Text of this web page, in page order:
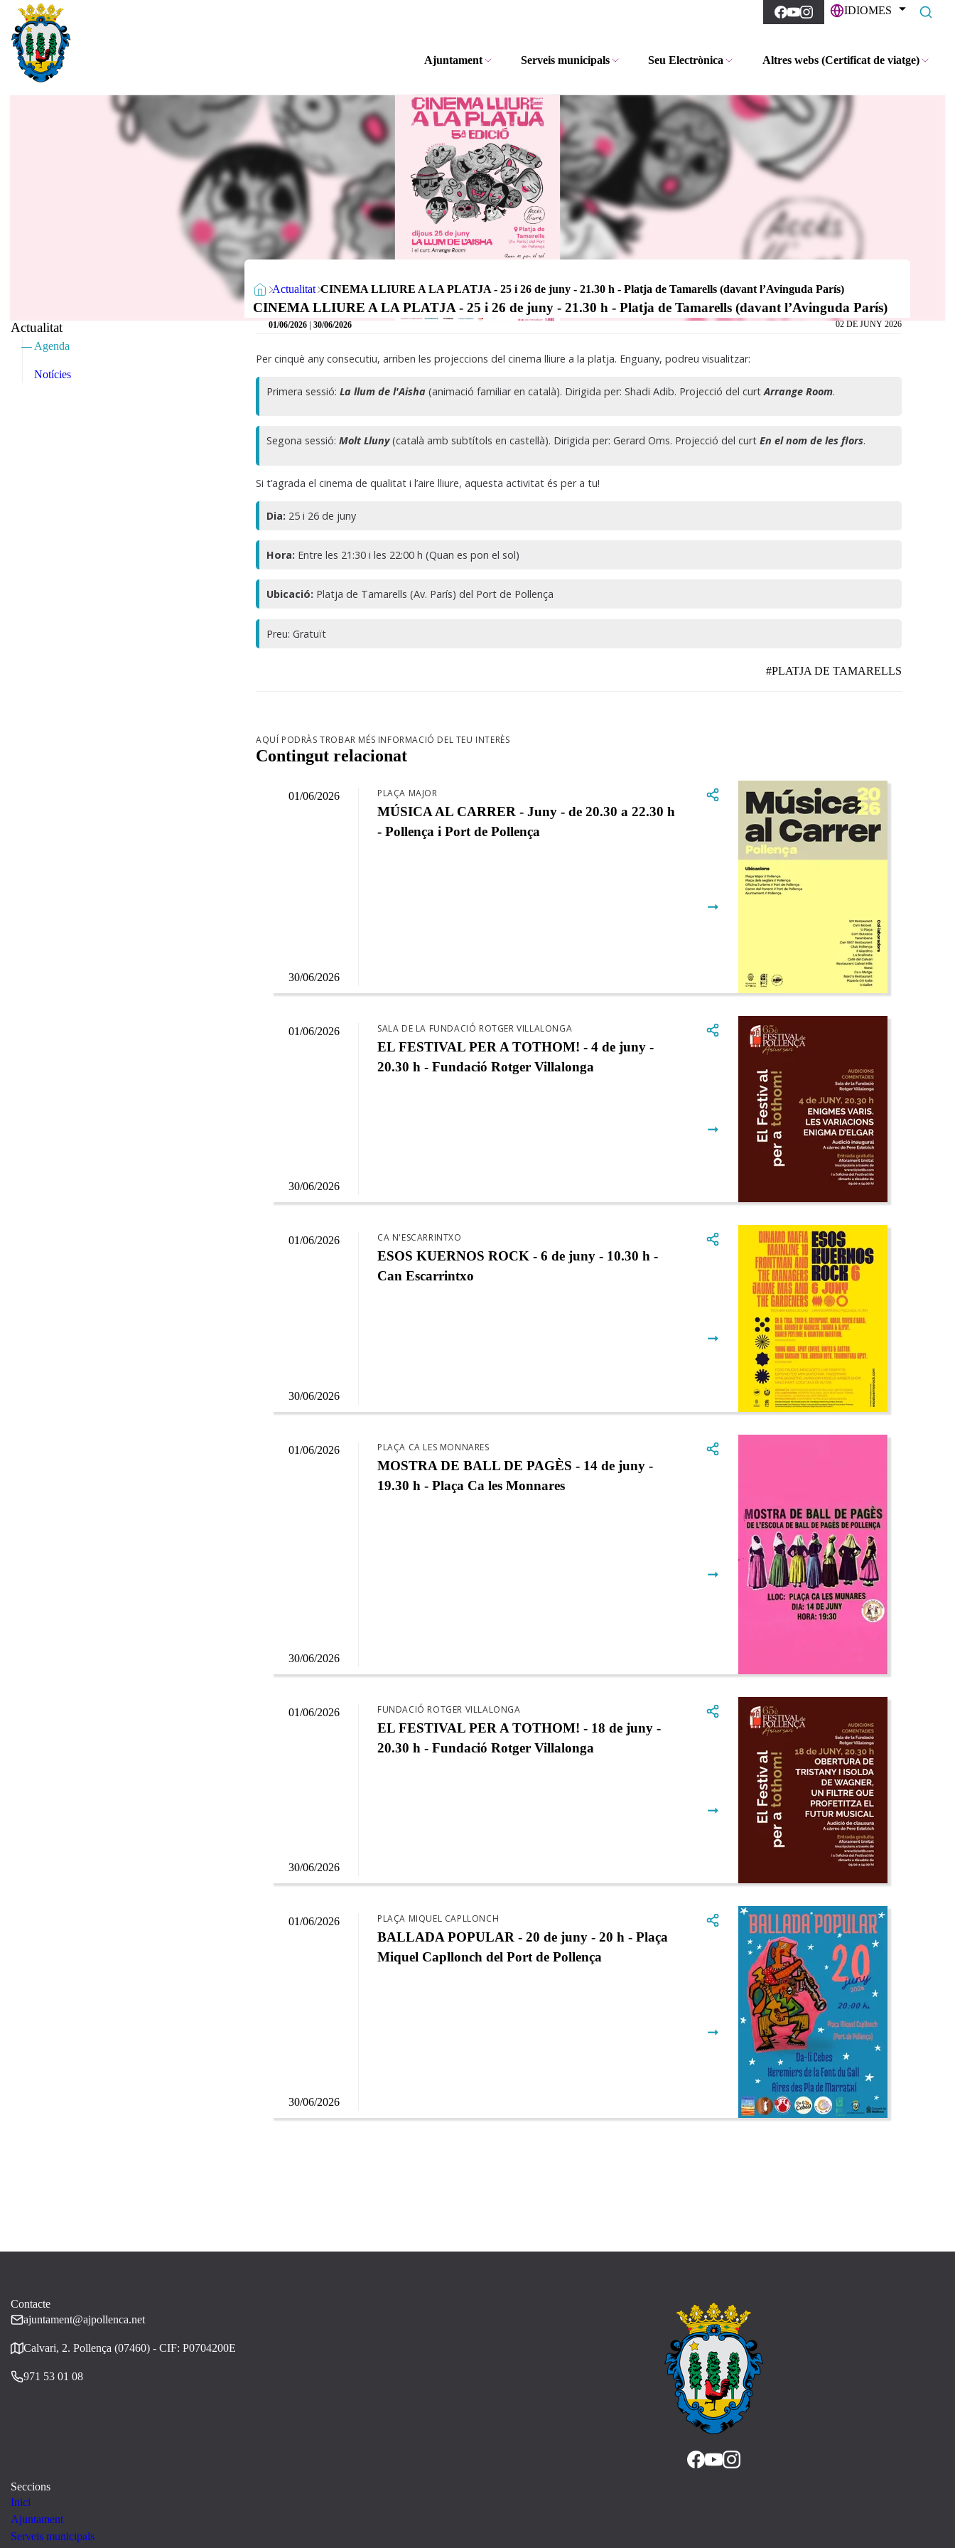
IDIOMES
Ajuntament Serveis municipals Seu Electrònica Altres webs (Certificat de viatge)
Actualitat CINEMA LLIURE A LA PLATJA - 25 i 26 de juny - 21.30 h - Platja de Tamarells (davant l’Avinguda París)
CINEMA LLIURE A LA PLATJA - 25 i 26 de juny - 21.30 h - Platja de Tamarells (davant l’Avinguda París)
Actualitat
Agenda
Notícies
01/06/2026 |30/06/2026 02 DE JUNY 2026
Per cinquè any consecutiu, arriben les projeccions del cinema lliure a la platja. Enguany, podreu visualitzar:
Primera sessió:La llum de l'Aisha (animació familiar en català). Dirigida per: Shadi Adib. Projecció del curtArrange Room.
Segona sessió:Molt Lluny(català amb subtítols en castellà). Dirigida per: Gerard Oms. Projecció del curtEn el nom de les flors.
Si t’agrada el cinema de qualitat i l’aire lliure, aquesta activitat és per a tu!
Dia: 25 i 26 de juny
Hora: Entre les 21:30 i les 22:00 h (Quan es pon el sol)
Ubicació: Platja de Tamarells (Av. París) del Port de Pollença
Preu:Gratuït
#PLATJA DE TAMARELLS
AQUÍ PODRÀS TROBAR MÉS INFORMACIÓ DEL TEU INTERÈS
Contingut relacionat
01/06/2026
30/06/2026
PLAÇA MAJOR
MÚSICA AL CARRER - Juny - de 20.30 a 22.30 h
- Pollença i Port de Pollença
➞
01/06/2026
30/06/2026
SALA DE LA FUNDACIÓ ROTGER VILLALONGA
EL FESTIVAL PER A TOTHOM! - 4 de juny -
20.30 h - Fundació Rotger Villalonga
➞
01/06/2026
30/06/2026
CA N'ESCARRINTXO
ESOS KUERNOS ROCK - 6 de juny - 10.30 h -
Can Escarrintxo
➞
01/06/2026
30/06/2026
PLAÇA CA LES MONNARES
MOSTRA DE BALL DE PAGÈS - 14 de juny -
19.30 h - Plaça Ca les Monnares
➞
01/06/2026
30/06/2026
FUNDACIÓ ROTGER VILLALONGA
EL FESTIVAL PER A TOTHOM! - 18 de juny -
20.30 h - Fundació Rotger Villalonga
➞
01/06/2026
30/06/2026
PLAÇA MIQUEL CAPLLONCH
BALLADA POPULAR - 20 de juny - 20 h - Plaça
Miquel Capllonch del Port de Pollença
➞
Contacte
ajuntament@ajpollenca.net
Calvari, 2. Pollença (07460) - CIF: P0704200E
971 53 01 08
Seccions
Inici
Ajuntament
Serveis municipals